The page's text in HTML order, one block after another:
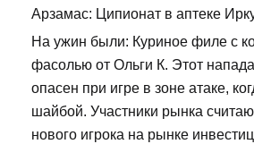
Арзамас: Ципионат в аптеке
На ужин были: Куриное филе с
фасолью от Ольги К. Этот
опасен при игре в зоне атаке,
шайбой. Участники рынка
нового игрока на рынке